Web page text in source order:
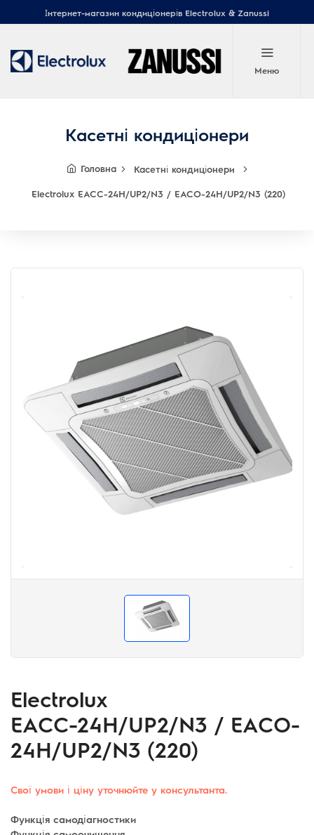
Інтернет-магазин кондиціонерів Electrolux & Zanussi
Меню
Касетні кондиціонери
Головна Касетні кондиціонери
Electrolux EACС-24H/UP2/N3 / EACO-24H/UP2/N3 (220)
Electrolux
EACС-24H/UP2/N3 / EACO-
24H/UP2/N3 (220)
Свої умови і ціну уточнюйте у консультанта.
Функція самодіагностики